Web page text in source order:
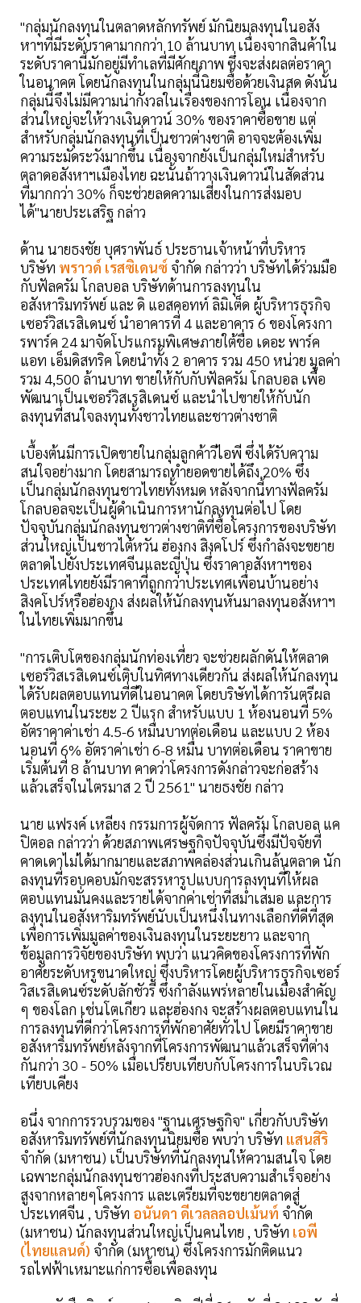
"กลุ่มนักลงทุนในตลาดหลักทรัพย์ มักนิยมลงทุนในอสัง
หาฯที่มีระดับราคามากกว่า 10 ล้านบาท เนื่องจากสินค้าใน
ระดับราคานี้มักอยู่มีทำเลที่มีศักยภาพ ซึ่งจะส่งผลต่อราคา
ในอนาคต โดยนักลงทุนในกลุ่มนี้นิยมซื้อด้วยเงินสด ดังนั้น
กลุ่มนี้จึงไม่มีความน่ากังวลในเรื่องของการโอน เนื่องจาก
ส่วนใหญ่จะให้วางเงินดาวน์ 30% ของราคาซื้อขาย แต่
สำหรับกลุ่มนักลงทุนที่เป็นชาวต่างชาติ อาจจะต้องเพิ่ม
ความระมัดระวังมากขึ้น เนื่องจากยังเป็นกลุ่มใหม่สำหรับ
ตลาดอสังหาฯเมืองไทย ฉะนั้นถ้าวางเงินดาวน์ในสัดส่วน
ที่มากกว่า 30% ก็จะช่วยลดความเสี่ยงในการส่งมอบ
ได้"นายประเสริฐ กล่าว
ด้าน นายธงชัย บุศราพันธ์ ประธานเจ้าหน้าที่บริหาร
บริษัท พราวด์ เรสซิเดนซ์ จำกัด กล่าวว่า บริษัทได้ร่วมมือ
กับฟัลครัม โกลบอล บริษัทด้านการลงทุนใน
อสังหาริมทรัพย์ และ ดิ แอสคอทท์ ลิมิเต็ด ผู้บริหารธุรกิจ
เซอร์วิสเรสิเดนซ์ นำอาคารที่ 4 และอาคาร 6 ของโครงกา
รพาร์ค 24 มาจัดโปรแกรมพิเศษภายใต้ชื่อ เดอะ พาร์ค
แอท เอ็มดิสทริค โดยนำทั้ง 2 อาคาร รวม 450 หน่วย มูลค่า
รวม 4,500 ล้านบาท ขายให้กับกับฟัลครัม โกลบอล เพื่อ
พัฒนาเป็นเซอร์วิสเรสิเดนซ์ และนำไปขายให้กับนัก
ลงทุนที่สนใจลงทุนทั้งชาวไทยและชาวต่างชาติ
เบื้องต้นมีการเปิดขายในกลุ่มลูกค้าวีไอพี ซึ่งได้รับความ
สนใจอย่างมาก โดยสามารถทำยอดขายได้ถึง 20% ซึ่ง
เป็นกลุ่มนักลงทุนชาวไทยทั้งหมด หลังจากนี้ทางฟัลครัม
โกลบอลจะเป็นผู้ดำเนินการหานักลงทุนต่อไป โดย
ปัจจุบันกลุ่มนักลงทุนชาวต่างชาติที่ซื้อโครงการของบริษัท
ส่วนใหญ่เป็นชาวไต้หวัน ฮ่องกง สิงคโปร์ ซึ่งกำลังจะขยาย
ตลาดไปยังประเทศจีนและญี่ปุ่น ซึ่งราคาอสังหาฯของ
ประเทศไทยยังมีราคาที่ถูกกว่าประเทศเพื่อนบ้านอย่าง
สิงคโปร์หรือฮ่องกง ส่งผลให้นักลงทุนหันมาลงทุนอสังหาฯ
ในไทยเพิ่มมากขึ้น
"การเติบโตของกลุ่มนักท่องเที่ยว จะช่วยผลักดันให้ตลาด
เซอร์วิสเรสิเดนซ์เติบในทิศทางเดียวกัน ส่งผลให้นักลงทุน
ได้รับผลตอบแทนที่ดีในอนาคต โดยบริษัทได้การันตรีผล
ตอบแทนในระยะ 2 ปีแรก สำหรับแบบ 1 ห้องนอนที่ 5%
อัตราคาค่าเช่า 4.5-6 หมื่นบาทต่อเดือน และแบบ 2 ห้อง
นอนที่ 6% อัตราค่าเช่า 6-8 หมื่น บาทต่อเดือน ราคาขาย
เริ่มต้นที่ 8 ล้านบาท คาดว่าโครงการดังกล่าวจะก่อสร้าง
แล้วเสร็จในไตรมาส 2 ปี 2561" นายธงชัย กล่าว
นาย แฟรงค์ เหลียง กรรมการผู้จัดการ ฟัลครัม โกลบอล แค
ปิตอล กล่าวว่า ด้วยสภาพเศรษฐกิจปัจจุบันซึ่งมีปัจจัยที่
คาดเดาไม่ได้มากมายและสภาพคล่องส่วนเกินล้นตลาด นัก
ลงทุนที่รอบคอบมักจะสรรหารูปแบบการลงทุนที่ให้ผล
ตอบแทนมั่นคงและรายได้จากค่าเช่าที่สม่ำเสมอ และการ
ลงทุนในอสังหาริมทรัพย์นับเป็นหนึ่งในทางเลือกที่ดีที่สุด
เพื่อการเพิ่มมูลค่าของเงินลงทุนในระยะยาว และจาก
ข้อมูลการวิจัยของบริษัท พบว่า แนวคิดของโครงการที่พัก
อาศัยระดับหรูขนาดใหญ่ ซึ่งบริหารโดยผู้บริหารธุรกิจเซอร์
วิสเรสิเดนซ์ระดับลักชัวรี ซึ่งกำลังแพร่หลายในเมืองสำคัญ
ๆ ของโลก เช่นโตเกียว และฮ่องกง จะสร้างผลตอบแทนใน
การลงทุนที่ดีกว่าโครงการที่พักอาศัยทั่วไป โดยมีราคาขาย
อสังหาริมทรัพย์หลังจากที่โครงการพัฒนาแล้วเสร็จที่ต่าง
กันกว่า 30 - 50% เมื่อเปรียบเทียบกับโครงการในบริเวณ
เทียบเคียง
อนึ่ง จากการรวบรวมของ "ฐานเศรษฐกิจ" เกี่ยวกับบริษัท
อสังหาริมทรัพย์ที่นักลงทุนนิยมซื้อ พบว่า บริษัท แสนสิริ
จำกัด (มหาชน) เป็นบริษัทที่นักลงทุนให้ความสนใจ โดย
เฉพาะกลุ่มนักลงทุนชาวฮ่องกงที่ประสบความสำเร็จอย่าง
สูงจากหลายๆโครงการ และเตรียมที่จะขยายตลาดสู่
ประเทศจีน , บริษัท อนันดา ดีเวลลลอปเม้นท์ จำกัด
(มหาชน) นักลงทุนส่วนใหญ่เป็นคนไทย , บริษัท เอพี
(ไทยแลนด์) จำกัด (มหาชน) ซึ่งโครงการมักติดแนว
รถไฟฟ้าเหมาะแก่การซื้อเพื่อลงทุน